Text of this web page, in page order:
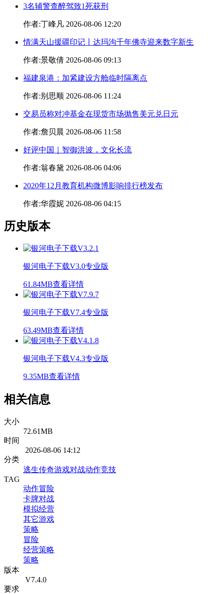
3名辅警查醉驾致1死获刑
作者:丁峰凡 2026-08-06 12:20
情满天山援疆印记丨达玛沟千年佛寺迎来数字新生
作者:景敬倩 2026-08-06 09:13
福建泉港：加紧建设方舱临时隔离点
作者:别思顺 2026-08-06 11:24
交易员称对冲基金在现货市场抛售美元兑日元
作者:詹贝晨 2026-08-06 11:58
好评中国｜智御洪波，文化长流
作者:翁春黛 2026-08-06 04:06
2020年12月教育机构微博影响排行榜发布
作者:华霞妮 2026-08-06 04:15
历史版本
银河电子下载V3.0专业版
61.84MB查看详情
银河电子下载V7.4专业版
63.49MB查看详情
银河电子下载V4.3专业版
9.35MB查看详情
相关信息
大小
72.61MB
时间
2026-08-06 14:12
分类
逃生传奇游戏对战动作竞技
TAG
动作冒险
卡牌对战
模拟经营
其它游戏
策略
冒险
经营策略
策略
版本
V7.4.0
要求